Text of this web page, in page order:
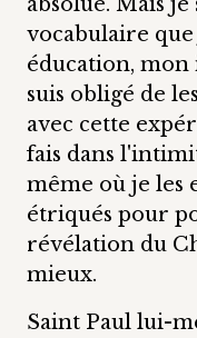
vocabulaire
éducation, mon
suis obligé de
avec cette
fais dans
même où je les
étriqués pour
révélation du
mieux.
Saint Paul lui-